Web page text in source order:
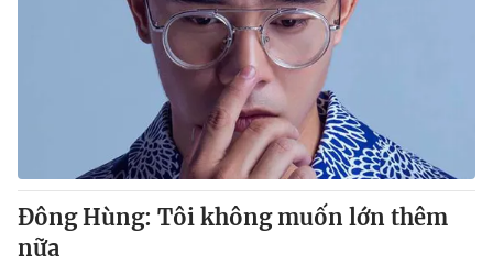
Đông Hùng: Tôi không muốn lớn thêm
nữa